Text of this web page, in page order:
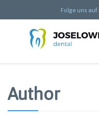
Inhalt
Folge uns auf:
Author